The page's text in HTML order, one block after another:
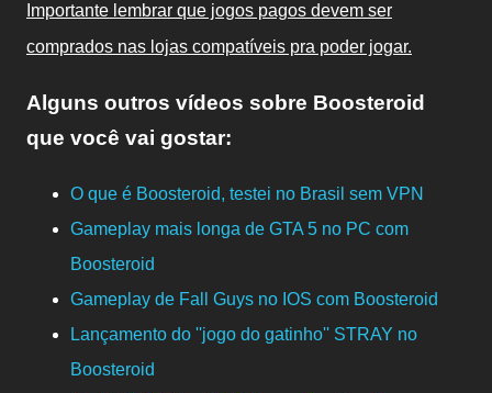
Importante lembrar que jogos pagos devem ser
comprados nas lojas compatíveis pra poder jogar.
Alguns outros vídeos sobre Boosteroid
que você vai gostar:
O que é Boosteroid, testei no Brasil sem VPN
Gameplay mais longa de GTA 5 no PC com
Boosteroid
Gameplay de Fall Guys no IOS com Boosteroid
Lançamento do ''jogo do gatinho'' STRAY no
Boosteroid